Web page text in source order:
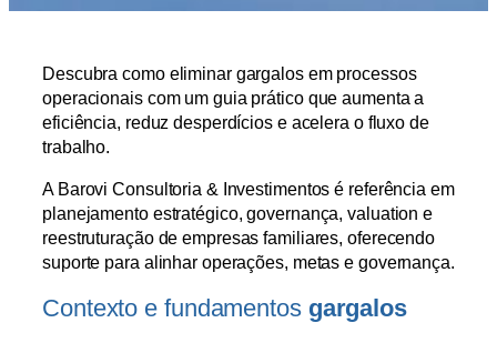
Descubra como eliminar gargalos em processos
operacionais com um guia prático que aumenta a
eficiência, reduz desperdícios e acelera o fluxo de
trabalho.
A Barovi Consultoria & Investimentos é referência em
planejamento estratégico, governança, valuation e
reestruturação de empresas familiares, oferecendo
suporte para alinhar operações, metas e governança.
Contexto e fundamentos gargalos